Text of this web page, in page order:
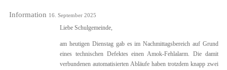
Information 16. September 2025
Liebe Schulgemeinde,
am heutigen Dienstag gab es im Nachmittagsbereich auf Grund
eines technischen Defektes einen Amok-Fehlalarm. Die damit
verbundenen automatisierten Abläufe haben trotzdem knapp zwei